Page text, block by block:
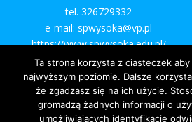
tel. 326729332
e-mail: spwysoka@vp.pl
https://www.spwysoka.edu.pl/
Ta strona korzysta z ciasteczek aby
najwyższym poziomie. Dalsze
że zgadzasz się na ich użycie.
gromadzą żadnych informacji o
umożliwiających identyfikację